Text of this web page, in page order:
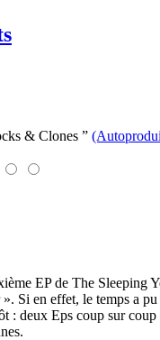
& Clones ”
EP de The Sleeping
Si en effet, le temps a
: deux Eps coup sur